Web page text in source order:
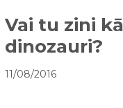
Vai tu zini
dinozauri?
11/08/2016